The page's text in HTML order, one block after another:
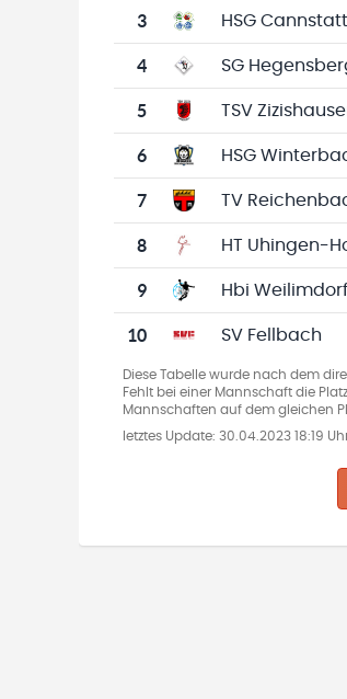
3 HSG
4 SG
5 TSV
6 HSG
7 TV
8 HT Uhingen-
9 Hbi
10 SV Fellbach
Diese Tabelle wurde nach dem
Fehlt bei einer Mannschaft die
Mannschaften auf dem gleichen
letztes Update: 30.04.2023 18:19